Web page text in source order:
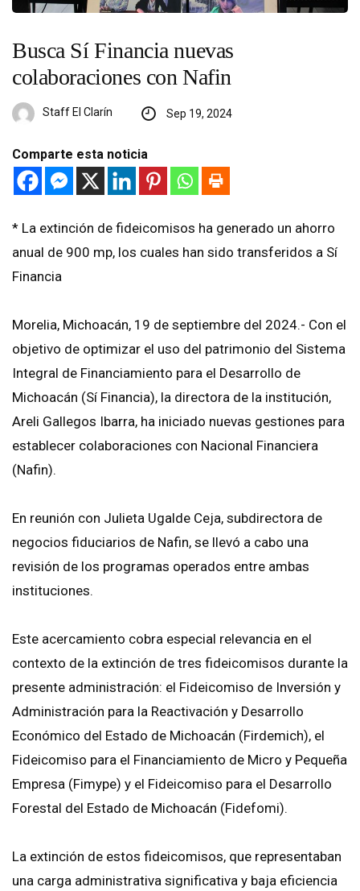
Busca Sí Financia nuevas
colaboraciones con Nafin
Staff El Clarín Sep 19, 2024
Comparte esta noticia
* La extinción de fideicomisos ha generado un ahorro
anual de 900 mp, los cuales han sido transferidos a Sí
Financia
Morelia, Michoacán, 19 de septiembre del 2024.- Con el
objetivo de optimizar el uso del patrimonio del Sistema
Integral de Financiamiento para el Desarrollo de
Michoacán (Sí Financia), la directora de la institución,
Areli Gallegos Ibarra, ha iniciado nuevas gestiones para
establecer colaboraciones con Nacional Financiera
(Nafin).
En reunión con Julieta Ugalde Ceja, subdirectora de
negocios fiduciarios de Nafin, se llevó a cabo una
revisión de los programas operados entre ambas
instituciones.
Este acercamiento cobra especial relevancia en el
contexto de la extinción de tres fideicomisos durante la
presente administración: el Fideicomiso de Inversión y
Administración para la Reactivación y Desarrollo
Económico del Estado de Michoacán (Firdemich), el
Fideicomiso para el Financiamiento de Micro y Pequeña
Empresa (Fimype) y el Fideicomiso para el Desarrollo
Forestal del Estado de Michoacán (Fidefomi).
La extinción de estos fideicomisos, que representaban
una carga administrativa significativa y baja eficiencia